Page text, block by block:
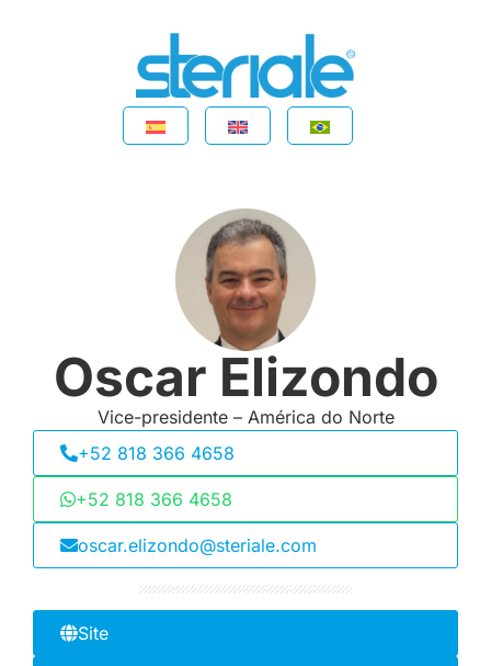
Oscar Elizondo
Vice-presidente – América do Norte
+52 818 366 4658
+52 818 366 4658
oscar.elizondo@steriale.com
Site